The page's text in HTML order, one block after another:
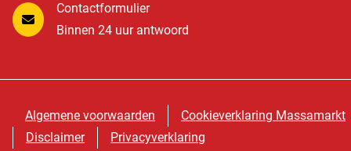
Contactformulier
Binnen 24 uur antwoord
Algemene voorwaarden
Cookieverklaring Massamarkt
Disclaimer
Privacyverklaring